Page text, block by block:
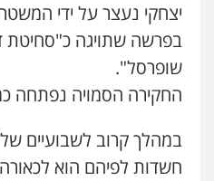
יצחקי נעצר על ידי
בפרשה שתויגה כ"סחיטת
שופרסל".
החקירה הסמויה נפתחה
במהלך קרוב לשבועיים
חשדות לפיהם הוא